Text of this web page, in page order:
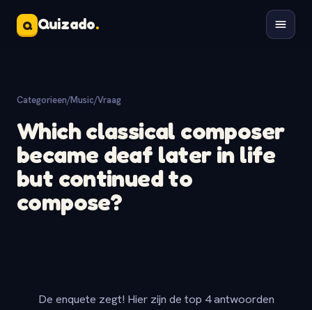
Q Quizado.
Categorieen/Music/Vraag
Which classical composer
became deaf later in life
but continued to
compose?
De enquete zegt! Hier zijn de top 4 antwoorden